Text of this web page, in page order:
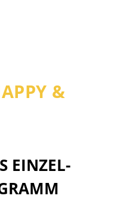
&
EINZEL-